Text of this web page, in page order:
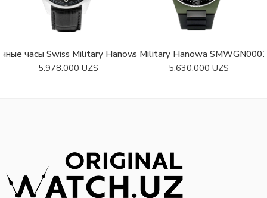
часы Swiss Military Hanowa SMWGB0000703
5.978.000 UZS
Swiss Military Hanowa
5.630.000 UZS